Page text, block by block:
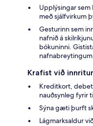
Upplýsingar
með sjálfvirkum
Gesturinn sem
nafnið á
bókuninni.
Krafist við
Kreditkort,
nauðsynleg fyrir
Sýna gæti þurft
Lágmarksaldur